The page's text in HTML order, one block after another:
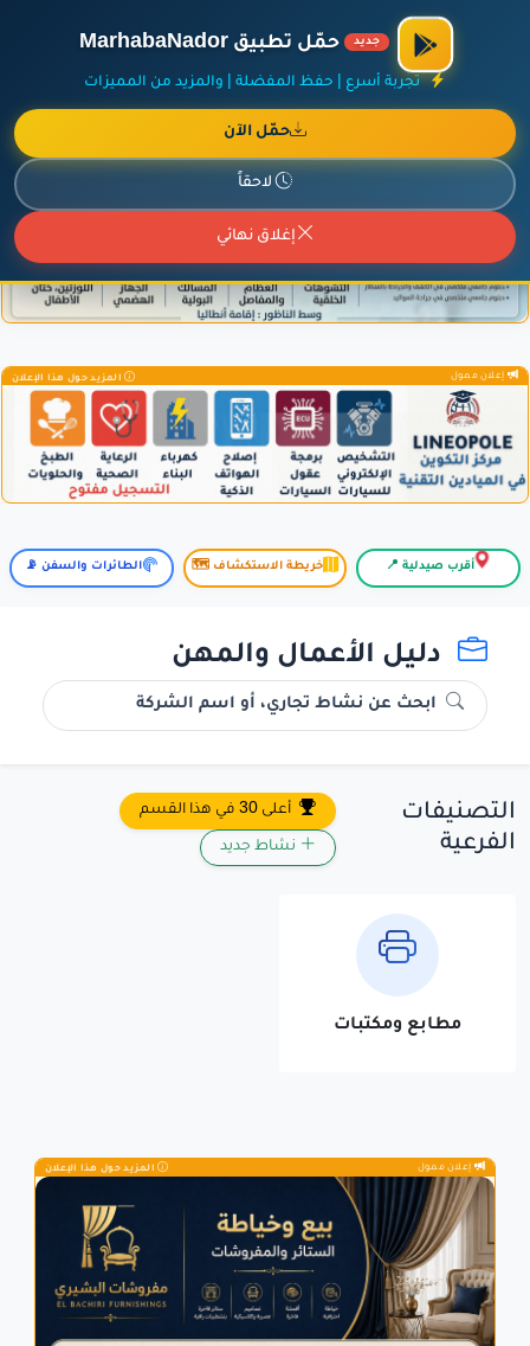
الراعي الرسمي لمنصة مرحباناظور،
أضف نشاطك مجاناً| آخر الإضافات|
جديد حمّل تطبيق MarhabaNador
تجربة أسرع | حفظ المفضلة | والمزيد من المميزات
حمّل الآن
لاحقاً
إغلاق نهائي
المزيد حول هذا الإعلان
إعلان ممول المزيد حول هذا الإعلان
أقرب صيدلية 📍 خريطة الاستكشاف 🗺️ الطائرات والسفن 📡
دليل الأعمال والمهن
ابحث عن نشاط تجاري، أو اسم الشركة
التصنيفات
الفرعية
أعلى 30 في هذا القسم
نشاط جديد
مطابع ومكتبات
إعلان ممول المزيد حول هذا الإعلان